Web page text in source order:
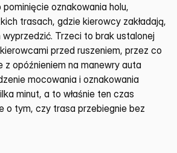
oznakowania holu,
trasach, gdzie kierowcy zakładają,
Trzeci to brak ustalonej
przed ruszeniem, przez co
z opóźnieniem na manewry auta
mocowania i oznakowania
minut, a to właśnie ten czas
o tym, czy trasa przebiegnie bez